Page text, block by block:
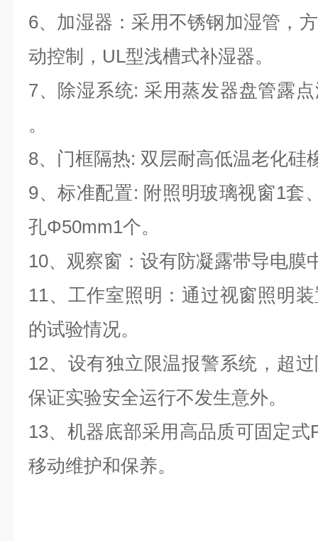
6、加湿器：采用不锈钢加湿管，
动控制，UL型浅槽式补湿器。
7、除湿系统: 采用蒸发器盘管露
。
8、门框隔热: 双层耐高低温老化硅
9、标准配置: 附照明玻璃视窗1套
孔Φ50mm1个。
10、观察窗：设有防凝露带导电膜
11、工作室照明：通过视窗照明
的试验情况。
12、设有独立限温报警系统，超
保证实验安全运行不发生意外。
13、机器底部采用高品质可固定
移动维护和保养。